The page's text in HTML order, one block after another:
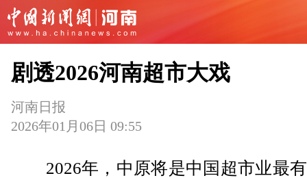
剧透2026河南超市大戏
河南日报
2026年01月06日 09:55
2026年，中原将是中国超市业最